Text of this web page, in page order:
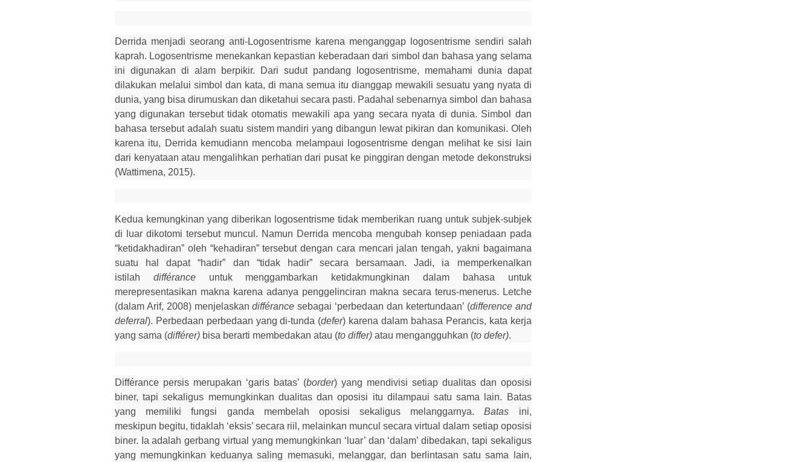
Derrida menjadi seorang anti-Logosentrisme karena menganggap logosentrisme sendiri salah
kaprah. Logosentrisme menekankan kepastian keberadaan dari simbol dan bahasa yang selama
ini digunakan di alam berpikir. Dari sudut pandang logosentrisme, memahami dunia dapat
dilakukan melalui simbol dan kata, di mana semua itu dianggapmewakili sesuatu yang nyata di
dunia, yang bisa dirumuskan dan diketahui secara pasti. Padahal sebenarnya simbol dan bahasa
yang digunakan tersebut tidak otomatis mewakili apa yang secara nyata di dunia. Simbol dan
bahasa tersebut adalah suatu sistem mandiri yang dibangun lewat pikiran dan komunikasi. Oleh
karena itu, Derrida kemudiann mencoba melampaui logosentrisme dengan melihat ke sisi lain
dari kenyataan atau mengalihkan perhatian dari pusat ke pinggiran dengan metode dekonstruksi
(Wattimena, 2015).
Kedua kemungkinan yang diberikan logosentrisme tidak memberikan ruang untuk subjek-subjek
di
luar dikotomi tersebut muncul. Namun Derrida mencoba mengubah konsep peniadaan pada
“ketidakhadiran” oleh “kehadiran”tersebut dengan cara mencari jalan tengah, yakni bagaimana
suatu hal dapat “hadir” dan “tidak hadir” secara bersamaan. Jadi, ia memperkenalkan
istilah différance untuk menggambarkan ketidakmungkinan dalam bahasa untuk
merepresentasikan makna karena adanya penggelinciran makna secara terus-menerus. Letche
(dalam Arif, 2008) menjelaskandifférance sebagai ‘perbedaan dan ketertundaan’ (difference and
deferral). Perbedaan perbedaan yang di-tunda (defer) karena dalam bahasa Perancis, kata kerja
yang sama (différer) bisa berarti membedakan atau (to differ) atau mengangguhkan (to defer).
Différance persis merupakan ‘garis batas’ (border) yang mendivisi setiap dualitas dan oposisi
biner, tapi sekaligus memungkinkan dualitas dan oposisi itu dilampaui satu sama lain. Batas
yang memiliki fungsi ganda membelah oposisi sekaligus melanggarnya.Batas ini,
meskipun begitu, tidaklah ‘eksis’ secara riil, melainkan muncul secara virtual dalam setiap oposisi
biner. Ia adalah gerbang virtual yang memungkinkan ‘luar’ dan ‘dalam’ dibedakan, tapi sekaligus
yang memungkinkan keduanya saling memasuki, melanggar, dan berlintasan satu sama lain,